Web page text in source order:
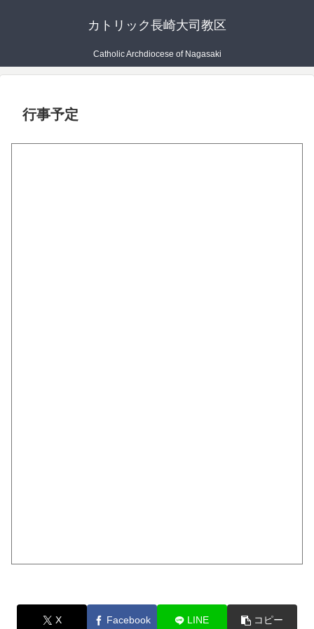
カトリック長崎大司教区
Catholic Archdiocese of Nagasaki
行事予定
X Facebook LINE コピー